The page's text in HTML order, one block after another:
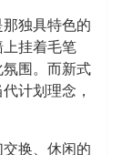
独具特色的
挂着毛笔
围。而新式
计划理念，
换、休闲的